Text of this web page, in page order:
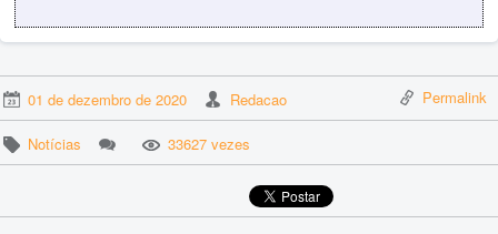
01 de dezembro de 2020 Redacao Permalink
Notícias 33627 vezes